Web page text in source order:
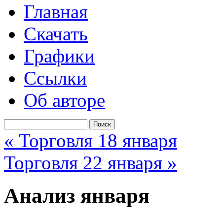
Главная
Скачать
Графики
Ссылки
Об авторе
« Торговля 18 января
Торговля 22 января »
Анализ января